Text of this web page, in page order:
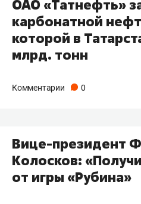
ОАО «Татнефть»
карбонатной
которой в
млрд. тонн
Комментарии 0
Вице-президент
Колосков:
от игры «Рубина»